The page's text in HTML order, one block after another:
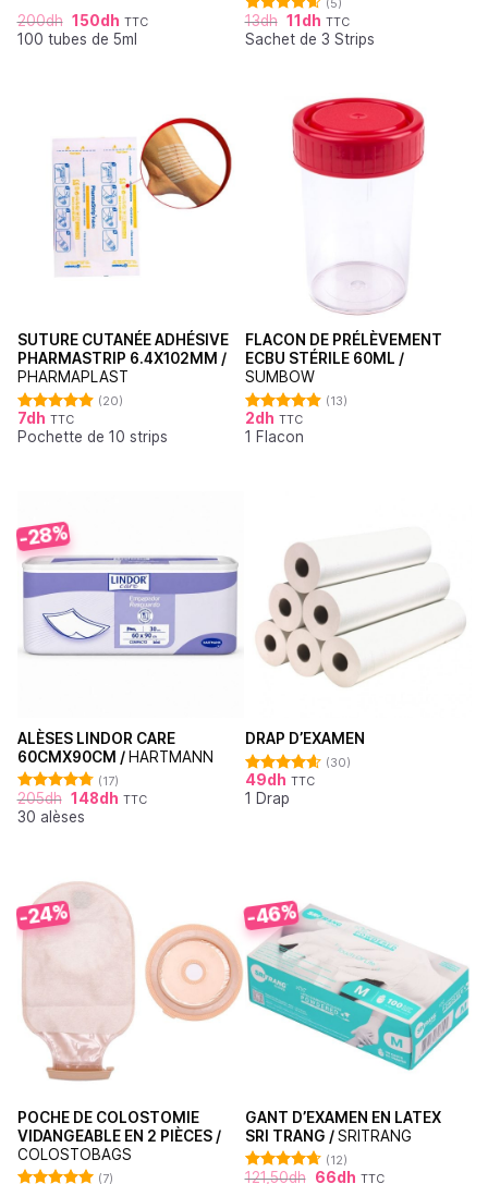
200dh 150dh TTC
100 tubes de 5ml
Note
4.60
sur 5
13dh 11 dh TTC
Sachet de 3 Strips
SUTURE CUTANÉE ADHÉSIVE
PHARMASTRIP 6.4X102MM /
PHARMAPLAST
Note4.90
sur 5
(20)
7dh TTC
Pochette de 10 strips
FLACON DE PRÉLÈVEMENT
ECBU STÉRILE 60ML /
SUMBOW
Note 4.92
sur 5
(13)
2dh TTC
1 Flacon
-28%
ALÈSES LINDOR CARE
60CMX90CM / HARTMANN
Note4.76
sur 5
(17)
205dh 148dh TTC
30 alèses
DRAP D’EXAMEN
Note4.62
sur 5
(30)
49dh TTC
1 Drap
-24%
POCHE DE COLOSTOMIE
VIDANGEABLE EN 2 PIÈCES /
COLOSTOBAGS
(7)
-46%
GANT D’EXAMEN EN LATEX
SRI TRANG /SRITRANG
(12)
121,50dh 66dh TTC